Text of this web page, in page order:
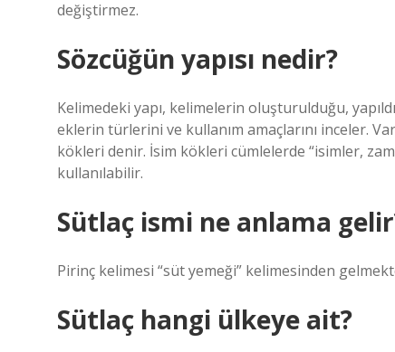
değiştirmez.
Sözcüğün yapısı nedir?
Kelimedeki yapı, kelimelerin oluşturulduğu,
eklerin türlerini ve kullanım amaçlarını inceler.
kökleri denir. İsim kökleri cümlelerde “isimler,
kullanılabilir.
Sütlaç ismi ne anlama
Pirinç kelimesi “süt yemeği” kelimesinden
Sütlaç hangi ülkeye ait?